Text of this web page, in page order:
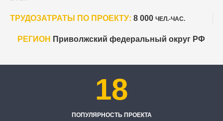
ТРУДОЗАТРАТЫ ПО ПРОЕКТУ: 8 000 ЧЕЛ.-ЧАС.
РЕГИОН Приволжский федеральный округ РФ
18
ПОПУЛЯРНОСТЬ ПРОЕКТА